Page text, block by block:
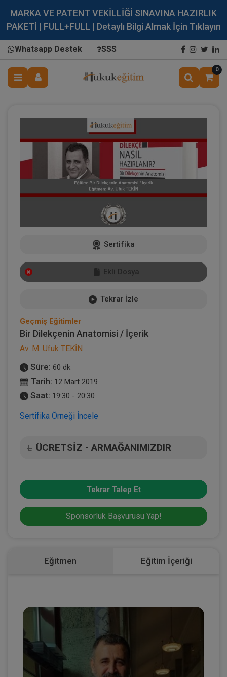
MARKA VE PATENT VEKİLLİĞİ SINAVINA HAZIRLIK
PAKETİ | FULL+FULL | Detaylı Bilgi Almak İçin Tıklayın
Whatsapp Destek SSS
0
Sertifika
Ekli Dosya
Tekrar İzle
Geçmiş Eğitimler
Bir Dilekçenin Anatomisi / İçerik
Av. M. Ufuk TEKİN
Süre: 60 dk
Tarih: 12 Mart 2019
Saat: 19:30 - 20:30
Sertifika Örneği İncele
L ÜCRETSİZ - ARMAĞANIMIZDIR
Tekrar Talep Et
Sponsorluk Başvurusu Yap!
Eğitmen Eğitim İçeriği